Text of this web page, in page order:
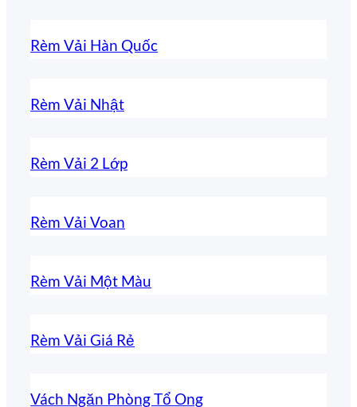
Rèm Vải Hàn Quốc
Rèm Vải Nhật
Rèm Vải 2 Lớp
Rèm Vải Voan
Rèm Vải Một Màu
Rèm Vải Giá Rẻ
Vách Ngăn Phòng Tổ Ong